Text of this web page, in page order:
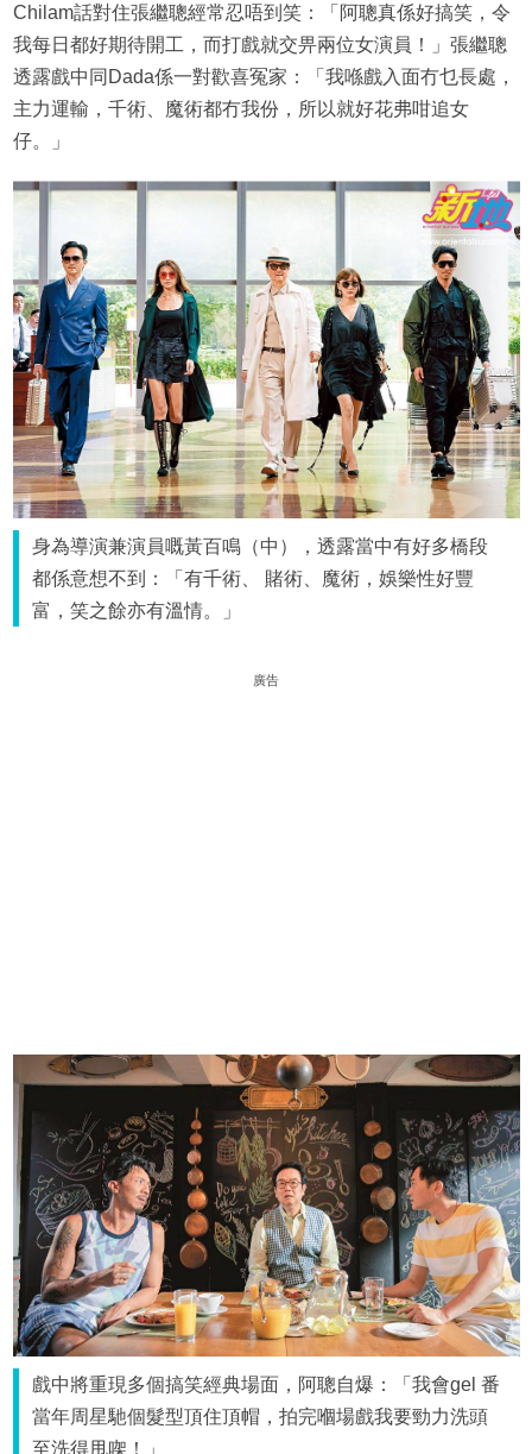
Chilam話對住張繼聰經常忍唔到笑：「阿聰真係好搞笑，令
我每日都好期待開工，而打戲就交畀兩位女演員！」張繼聰
透露戲中同Dada係一對歡喜冤家：「我喺戲入面冇乜長處，
主力運輸，千術、魔術都冇我份，所以就好花弗咁追女
仔。」
身為導演兼演員嘅黃百鳴（中），透露當中有好多橋段
都係意想不到：「有千術、 賭術、魔術，娛樂性好豐
富，笑之餘亦有溫情。」
廣告
戲中將重現多個搞笑經典場面，阿聰自爆：「我會gel 番
當年周星馳個髮型頂住頂帽，拍完嗰場戲我要勁力洗頭
至洗得甩㗎！」